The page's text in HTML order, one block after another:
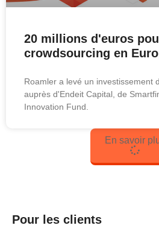
20 millions d'euros
crowdsourcing en
Roamler a levé un investissement
auprès d'Endeit Capital, de
Innovation Fund.
En savoir
Pour les clients